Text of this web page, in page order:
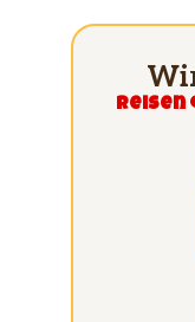
Reisen